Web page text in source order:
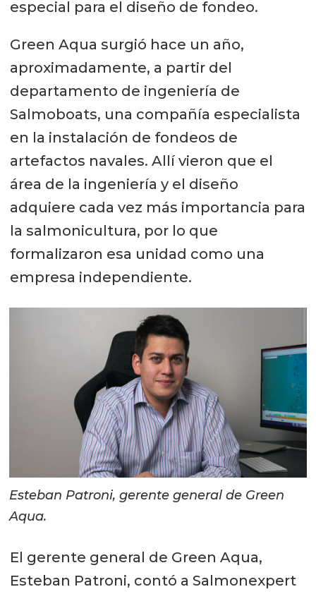
especial para el diseño de fondeo.
Green Aqua surgió hace un año,
aproximadamente, a partir del
departamento de ingeniería de
Salmoboats, una compañía especialista
en la instalación de fondeos de
artefactos navales. Allí vieron que el
área de la ingeniería y el diseño
adquiere cada vez más importancia para
la salmonicultura, por lo que
formalizaron esa unidad como una
empresa independiente.
Esteban Patroni, gerente general de Green
Aqua.
El gerente general de Green Aqua,
Esteban Patroni, contó a Salmonexpert